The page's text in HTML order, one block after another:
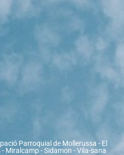
Parroquial de Mollerussa - El
Miralcamp - Sidamon - Vila-sana